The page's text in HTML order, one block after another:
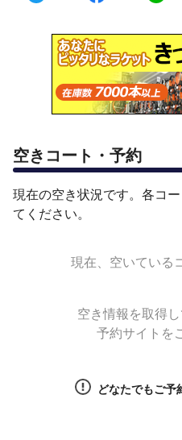
空きコート・予約
現在の空き状況です。各コ
てください。
現在、空いている
空き情報を取得
予約サイトを
どなたでもご予